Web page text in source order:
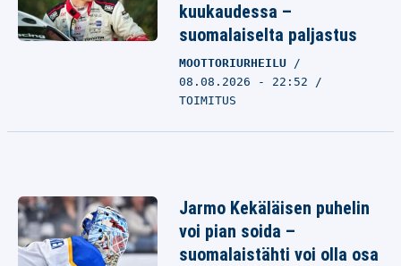
kuukaudessa –
suomalaiselta paljastus
MOOTTORIURHEILU
08.08.2026 - 22:52
TOIMITUS
Jarmo Kekäläisen puhelin
voi pian soida –
suomalaistähti voi olla osa